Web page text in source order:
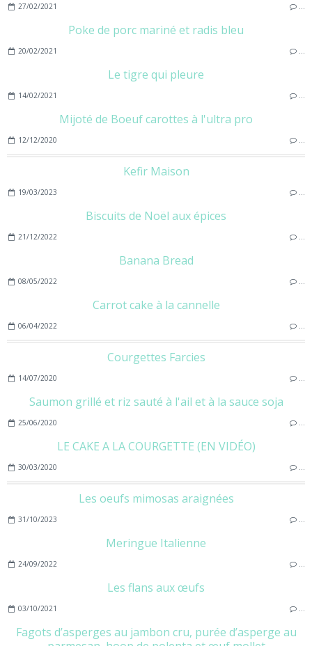
27/02/2021
Poke de porc mariné et radis bleu
20/02/2021
Le tigre qui pleure
14/02/2021
Mijoté de Boeuf carottes à l'ultra pro
12/12/2020
Kefir Maison
19/03/2023
Biscuits de Noël aux épices
21/12/2022
Banana Bread
08/05/2022
Carrot cake à la cannelle
06/04/2022
Courgettes Farcies
14/07/2020
Saumon grillé et riz sauté à l'ail et à la sauce soja
25/06/2020
LE CAKE A LA COURGETTE (EN VIDÉO)
30/03/2020
Les oeufs mimosas araignées
31/10/2023
Meringue Italienne
24/09/2022
Les flans aux œufs
03/10/2021
Fagots d’asperges au jambon cru, purée d’asperge au